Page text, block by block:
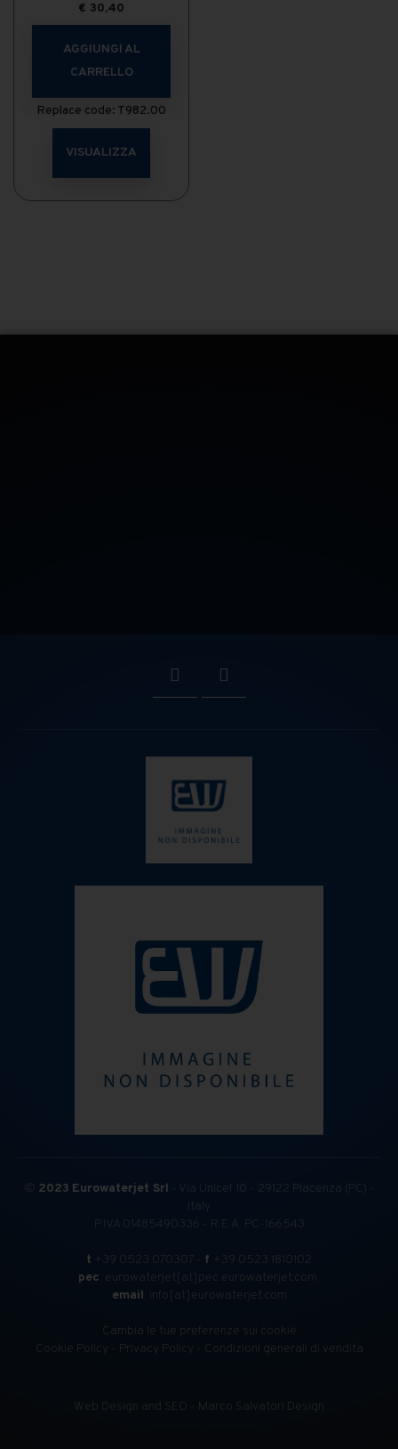
€ 30,40
AGGIUNGI AL
CARRELLO
Replace code: T982.00
VISUALIZZA
© 2023 Eurowaterjet Srl - Via Unicef 10 - 29122 Piacenza (PC) -
Italy
P.IVA 01485490336 - R.E.A. PC-166543
t +39 0523 070307 - f +39 0523 1810102
pec : eurowaterjet[at]pec.eurowaterjet.com
email : info[at]eurowaterjet.com
Cambia le tue preferenze sui cookie
Cookie Policy
Privacy Policy Condizioni generali di vendita
Web Design and SEO - Marco Salvatori Design